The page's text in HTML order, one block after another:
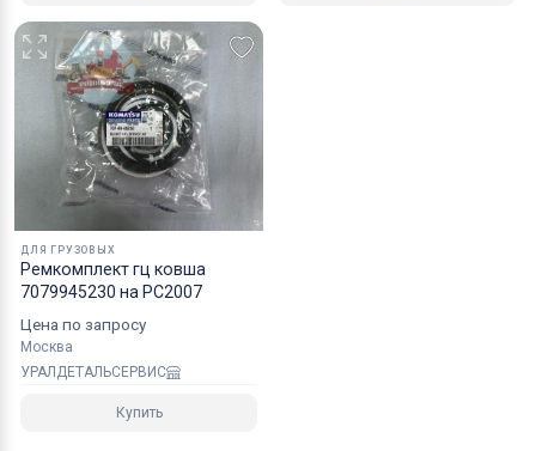
ДЛЯ ГРУЗОВЫХ
Ремкомплект гц ковша
7079945230 на PC2007
Цена по запросу
Москва
УРАЛДЕТАЛЬСЕРВИС
Купить